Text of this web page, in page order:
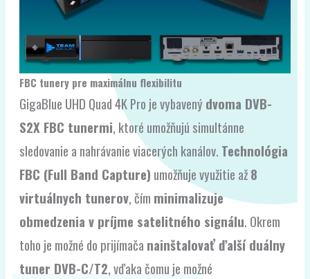
FBC tunery pre maximálnu flexibilitu
GigaBlue UHD Quad 4K Pro je vybavený dvoma DVB-
S2X FBC tunermi, ktoré umožňujú simultánne
sledovanie a nahrávanie viacerých kanálov. Technológia
FBC (Full Band Capture) umožňuje využitie až8
virtuálnych tunerov, čím minimalizuje
obmedzenia v príjme satelitného signálu. Okrem
toho je možné do prijímača nainštalovať ďalší duálny
tuner DVB-C/T2, vďaka čomu je možné